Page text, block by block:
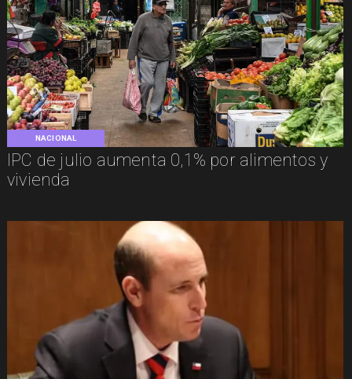
NACIONAL
IPC de julio aumenta 0,1% por alimentos y
vivienda